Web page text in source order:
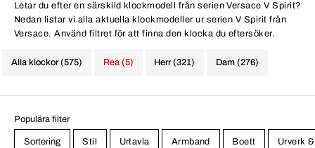
Letar du efter en särskild klockmodell från serien Versace V Spirit?
Nedan listar vi alla aktuella klockmodeller ur serien V Spirit från
Versace. Använd filtret för att finna den klocka du eftersöker.
Alla klockor (575) Herr (321) Dam (276)
Rea (5)
Populära filter
Sortering Stil Urtavla Armband Boett Urverk